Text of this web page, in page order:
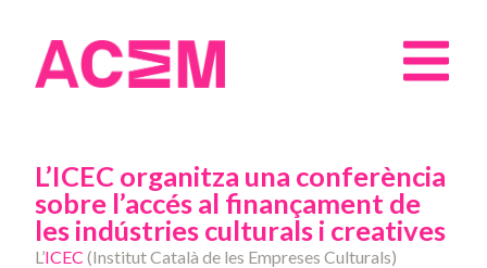
L’ICEC organitza una conferència
sobre l’accés al finançament de
les indústries culturals i creatives
L’ICEC (Institut Català de les Empreses Culturals)